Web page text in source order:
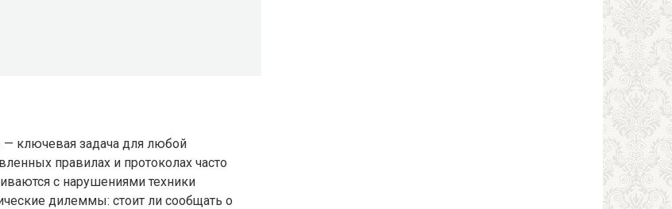
— ключевая задача для любой
правилах и протоколах часто
с нарушениями техники
дилеммы: стоит ли сообщать о